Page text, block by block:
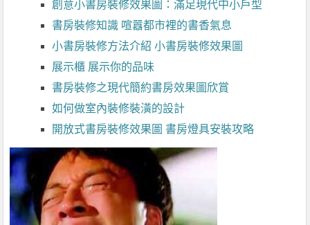
創意小書房裝修效果圖：滿足現代中小戶型
書房裝修知識 喧囂都市裡的書香氣息
小書房裝修方法介紹 小書房裝修效果圖
展示櫃 展示你的品味
書房裝修之現代簡約書房效果圖欣賞
如何做室內裝修裝潢的設計
開放式書房裝修效果圖 書房燈具安裝攻略